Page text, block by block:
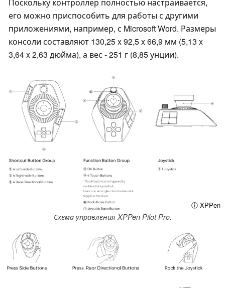
Поскольку контроллер полностью настраивается,
его можно приспособить для работы с другими
приложениями, например, с Microsoft Word. Размеры
консоли составляют 130,25 x 92,5 x 66,9 мм (5,13 x
3,64 x 2,63 дюйма), а вес - 251 г (8,85 унции).
ⓘ XPPen
Схема управления XPPen Pilot Pro.